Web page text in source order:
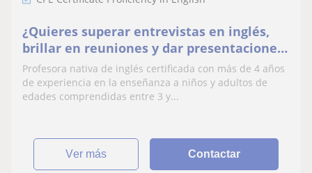
¿Quieres superar entrevistas en inglés,
brillar en reuniones y dar presentaciones
espectaculares con confianza? Soy
Avantika, con 4 años enseñando ingles a
más de 100 profesionales en España.
Profesora nativa de inglés certificada con más de 4 años
de experiencia en la enseñanza a niños y adultos de
edades comprendidas entre 3 y...
ver más Contactar